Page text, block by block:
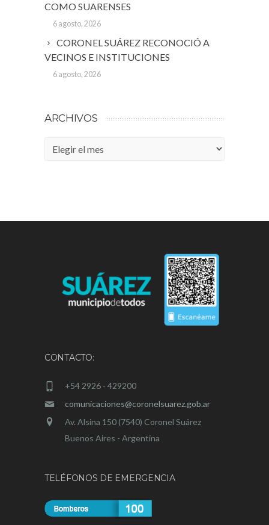
COMO SUARENSES
6 agosto, 2026
CORONEL SUÁREZ RECONOCIÓ A
VECINOS E INSTITUCIONES
6 agosto, 2026
ARCHIVOS
Archivos
CONTACTO:
+54 2926 - 429200
comunicaciones@coronelsuarez.gob.ar
Av. Alsina 150 (7540) Coronel Suárez
Buenos Aires - Argentina
TELÉFONOS DE EMERGENCIA